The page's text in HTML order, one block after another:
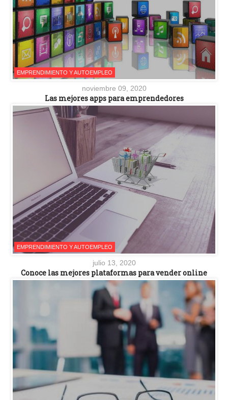
EMPRENDIMIENTO Y AUTOEMPLEO
noviembre 09, 2020
Las mejores apps para emprendedores
EMPRENDIMIENTO Y AUTOEMPLEO
julio 13, 2020
Conoce las mejores plataformas para vender online